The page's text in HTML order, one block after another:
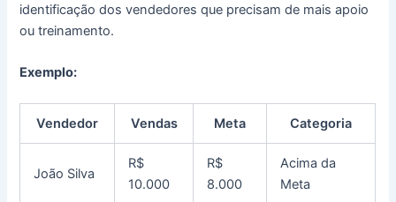
identificação dos vendedores que precisam de mais apoio
ou treinamento.
Exemplo:
Vendedor Vendas Meta Categoria
João Silva
R$
10.000
R$
8.000
Acima da
Meta